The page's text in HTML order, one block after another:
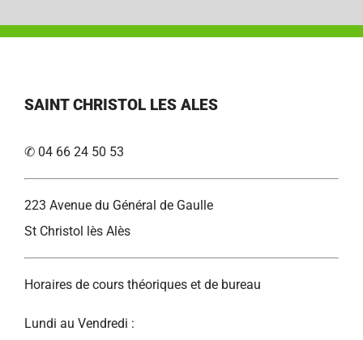
SAINT CHRISTOL LES ALES
✆ 04 66 24 50 53
223 Avenue du Général de Gaulle
St Christol lès Alès
Horaires de cours théoriques et de bureau
Lundi au Vendredi :